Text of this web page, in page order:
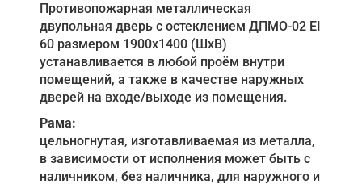
Противопожарная металлическая
двупольная дверь с остеклением ДПМО-02 EI
60 размером 1900x1400 (ШxВ)
устанавливается в любой проём внутри
помещений, а также в качестве наружных
дверей на входе/выходе из помещения.
Рама:
цельногнутая, изготавливаемая из металла,
в зависимости от исполнения может быть с
наличником, без наличника, для наружного и